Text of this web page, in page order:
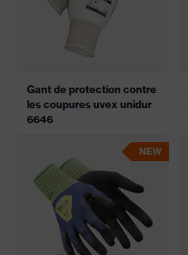
Gant de protection contre
les coupures uvex unidur
6646
NEW